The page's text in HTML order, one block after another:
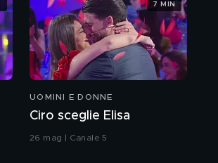
UOMINI E DONNE
Ciro sceglie Elisa
26 mag | Canale 5
7 MIN